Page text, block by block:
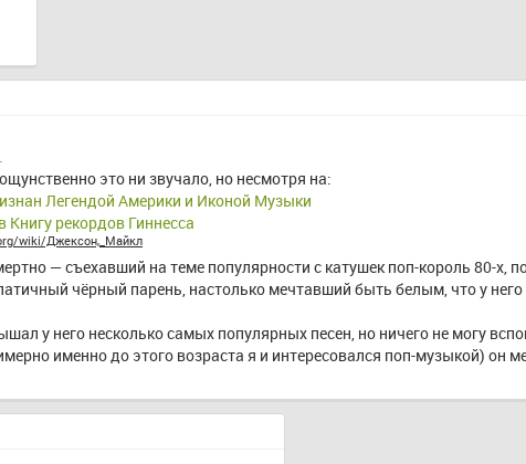
это ни звучало, но несмотря на:
Легендой Америки и Иконой Музыки
Книгу рекордов Гиннесса
wiki/Джексон,_Майкл
— съехавший на теме популярности с катушек поп-король 80-х,
чёрный парень, настолько мечтавший быть белым, что у
у него несколько самых популярных песен, но ничего не могу
именно до этого возраста я и интересовался поп-музыкой) он